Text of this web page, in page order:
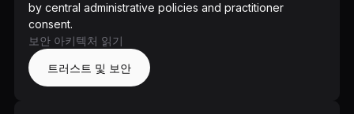
by central administrative policies and practitioner
consent.
보안 아키텍처 읽기
트러스트 및 보안